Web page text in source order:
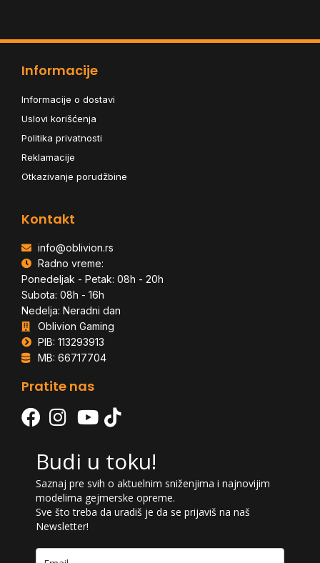
Informacije
Informacije o dostavi
Uslovi korišćenja
Politika privatnosti
Reklamacije
Otkazivanje porudžbine
Kontakt
info@oblivion.rs
Radno vreme:
Ponedeljak - Petak: 08h - 20h
Subota: 08h - 16h
Nedelja: Neradni dan
Oblivion Gaming
PIB: 113293913
MB: 66717704
Pratite nas
Budi u toku!
Saznaj pre svih o aktuelnim sniženjima i najnovijim
modelima gejmerske opreme.
Sve što treba da uradiš je da se prijaviš na naš
Newsletter!